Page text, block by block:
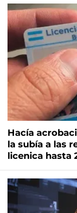
Hacía
la subía a las
licenica hasta